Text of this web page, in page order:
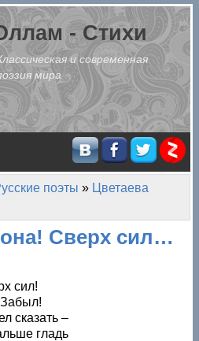
- Стихи
и современная
мира
поэты » Цветаева
Сверх сил…
сил!
сказать –
гладь